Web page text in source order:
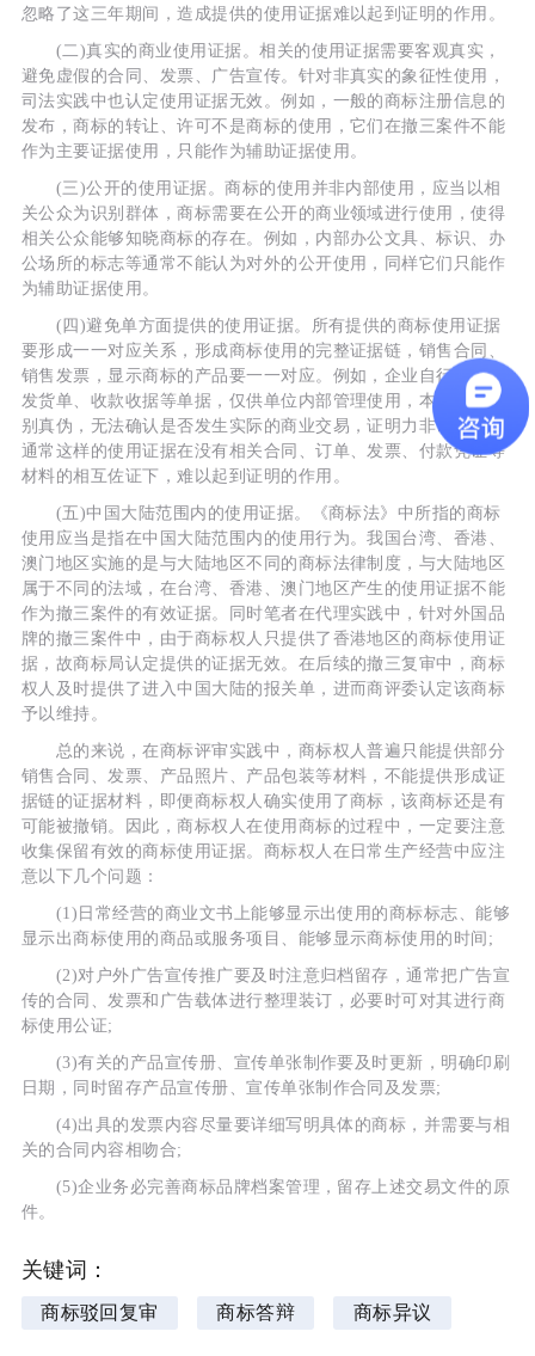
忽略了这三年期间，造成提供的使用证据难以起到证明的作用。
(二)真实的商业使用证据。相关的使用证据需要客观真实，
避免虚假的合同、发票、广告宣传。针对非真实的象征性使用，
司法实践中也认定使用证据无效。例如，一般的商标注册信息的
发布，商标的转让、许可不是商标的使用，它们在撤三案件不能
作为主要证据使用，只能作为辅助证据使用。
(三)公开的使用证据。商标的使用并非内部使用，应当以相
关公众为识别群体，商标需要在公开的商业领域进行使用，使得
相关公众能够知晓商标的存在。例如，内部办公文具、标识、办
公场所的标志等通常不能认为对外的公开使用，同样它们只能作
为辅助证据使用。
(四)避免单方面提供的使用证据。所有提供的商标使用证据
要形成一一对应关系，形成商标使用的完整证据链，销售合同、
销售发票，显示商标的产品要一一对应。例如，企业自行印制的
发货单、收款收据等单据，仅供单位内部管理使用，本身无法辨
别真伪，无法确认是否发生实际的商业交易，证明力非常有限。
通常这样的使用证据在没有相关合同、订单、发票、付款凭证等
材料的相互佐证下，难以起到证明的作用。
(五)中国大陆范围内的使用证据。《商标法》中所指的商标
使用应当是指在中国大陆范围内的使用行为。我国台湾、香港、
澳门地区实施的是与大陆地区不同的商标法律制度，与大陆地区
属于不同的法域，在台湾、香港、澳门地区产生的使用证据不能
作为撤三案件的有效证据。同时笔者在代理实践中，针对外国品
牌的撤三案件中，由于商标权人只提供了香港地区的商标使用证
据，故商标局认定提供的证据无效。在后续的撤三复审中，商标
权人及时提供了进入中国大陆的报关单，进而商评委认定该商标
予以维持。
总的来说，在商标评审实践中，商标权人普遍只能提供部分
销售合同、发票、产品照片、产品包装等材料，不能提供形成证
据链的证据材料，即便商标权人确实使用了商标，该商标还是有
可能被撤销。因此，商标权人在使用商标的过程中，一定要注意
收集保留有效的商标使用证据。商标权人在日常生产经营中应注
意以下几个问题：
(1)日常经营的商业文书上能够显示出使用的商标标志、能够
显示出商标使用的商品或服务项目、能够显示商标使用的时间;
(2)对户外广告宣传推广要及时注意归档留存，通常把广告宣
传的合同、发票和广告载体进行整理装订，必要时可对其进行商
标使用公证;
(3)有关的产品宣传册、宣传单张制作要及时更新，明确印刷
日期，同时留存产品宣传册、宣传单张制作合同及发票;
(4)出具的发票内容尽量要详细写明具体的商标，并需要与相
关的合同内容相吻合;
(5)企业务必完善商标品牌档案管理，留存上述交易文件的原
件。
关键词：
商标驳回复审 商标答辩 商标异议